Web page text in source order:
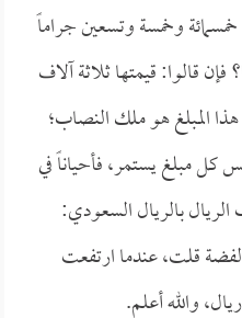
وخمسة وتسعين جراماً
قالوا: قيمتها ثلاثة آلاف
المبلغ هو ملك النصاب؛
كل مبلغ يستمر، فأحياناً في
بالريال السعودي:
قلت، عندما ارتفعت
والله أعلم.